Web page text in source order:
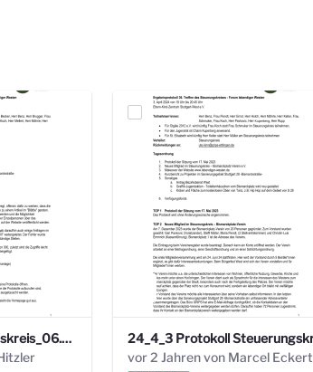
Protokoll Steuerungskreis_06.02.2025 .pdf
vor 2 Jahren von Marcel Eckert